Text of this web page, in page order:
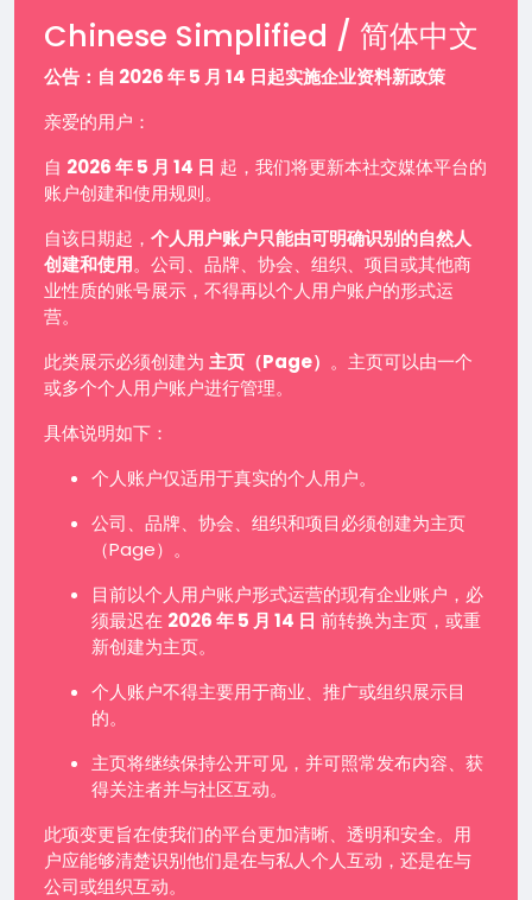
Chinese Simplified / 简体中文
公告：自 2026 年 5 月 14 日起实施企业资料新政策
亲爱的用户：
自 2026 年 5 月 14 日 起，我们将更新本社交媒体平台的
账户创建和使用规则。
自该日期起， 个人用户账户只能由可明确识别的自然人
创建和使用。公司、品牌、协会、组织、项目或其他商
业性质的账号展示，不得再以个人用户账户的形式运
营。
此类展示必须创建为 主页（Page） 。主页可以由一个
或多个个人用户账户进行管理。
具体说明如下：
个人账户仅适用于真实的个人用户。
公司、品牌、协会、组织和项目必须创建为主页
（Page）。
目前以个人用户账户形式运营的现有企业账户，必
须最迟在 2026 年 5 月 14 日 前转换为主页，或重
新创建为主页。
个人账户不得主要用于商业、推广或组织展示目
的。
主页将继续保持公开可见，并可照常发布内容、获
得关注者并与社区互动。
此项变更旨在使我们的平台更加清晰、透明和安全。用
户应能够清楚识别他们是在与私人个人互动，还是在与
公司或组织互动。